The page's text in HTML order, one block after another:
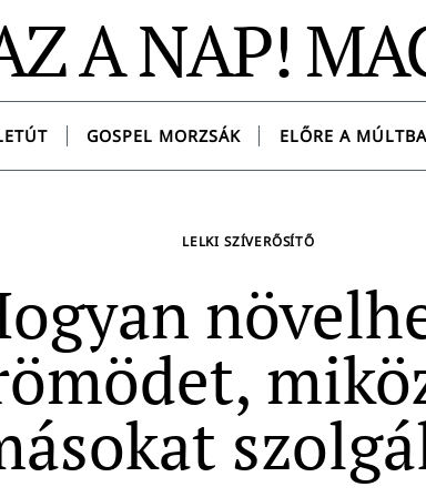
A NAP!
GOSPEL MORZSÁK ELŐRE A MÚLTBA
LELKI SZÍVERŐSÍTŐ